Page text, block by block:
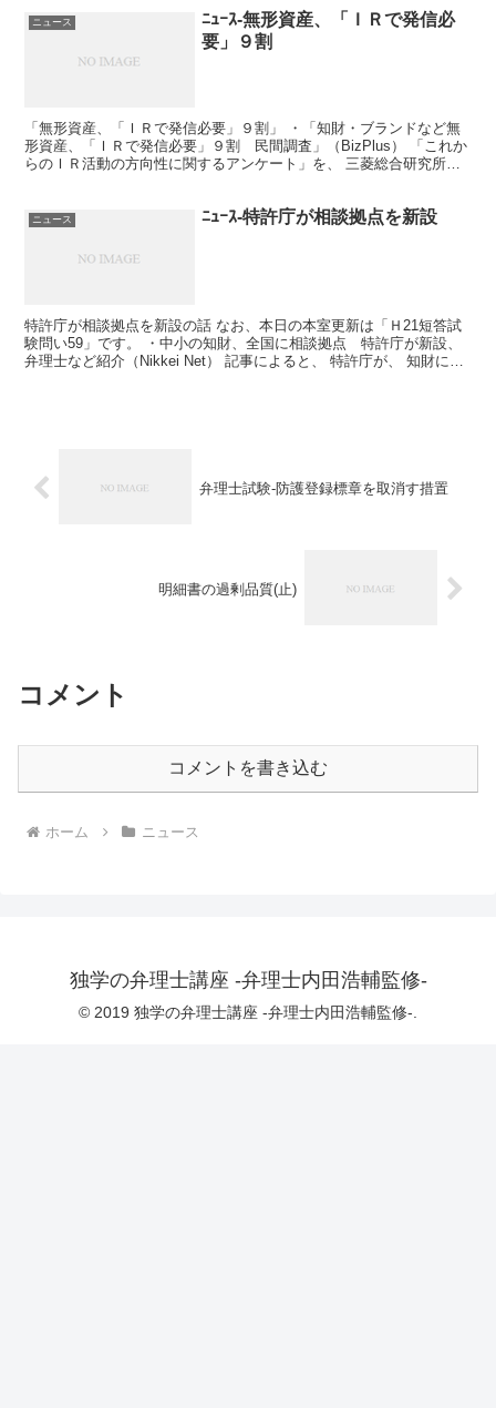
ニュース
ﾆｭｰｽ-無形資産、「ＩＲで発信必
要」９割
「無形資産、「ＩＲで発信必要」９割」 ・「知財・ブランドなど無
形資産、「ＩＲで発信必要」９割 民間調査」（BizPlus） 「これか
らのＩＲ活動の方向性に関するアンケート」を、 三菱総合研究所と
ニュース ﾆｭｰｽ-特許庁が相談拠点を新設
特許庁が相談拠点を新設の話 なお、本日の本室更新は「Ｈ21短答試
験問い59」です。 ・中小の知財、全国に相談拠点 特許庁が新設、
弁理士など紹介（Nikkei Net） 記事によると、 特許庁が、 知財に関
弁理士試験-防護登録標章を取消す措置
明細書の過剰品質(止)
コメント
コメントを書き込む
ホーム ニュース
独学の弁理士講座 -弁理士内田浩輔監修-
© 2019 独学の弁理士講座 -弁理士内田浩輔監修-.